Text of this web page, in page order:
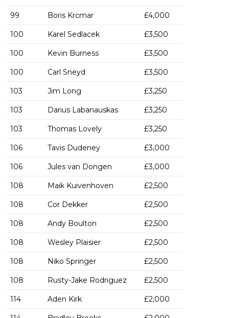
99 Boris Krcmar £4,000
100 Karel Sedlacek £3,500
100 Kevin Burness £3,500
100 Carl Sneyd £3,500
103 Jim Long £3,250
103 Darius Labanauskas £3,250
103 Thomas Lovely £3,250
106 Tavis Dudeney £3,000
106 Jules van Dongen £3,000
108 Maik Kuivenhoven £2,500
108 Cor Dekker £2,500
108 Andy Boulton £2,500
108 Wesley Plaisier £2,500
108 Niko Springer £2,500
108 Rusty-Jake Rodriguez £2,500
114 Aden Kirk £2,000